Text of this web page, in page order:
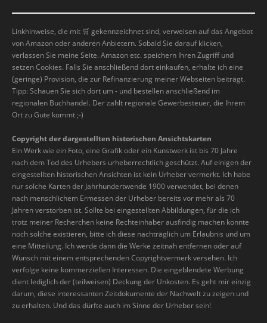
Linkhinweise, die mit 🛒 gekennzeichnet sind, verweisen auf das Angebot
von Amazon oder anderen Anbietern. Sobald Sie darauf klicken,
verlassen Sie meine Seite. Amazon etc. speichern Ihren Zugriff und
setzen Cookies. Falls Sie anschließend dort einkaufen, erhalte ich eine
(geringe) Provision, die zur Refinanzierung meiner Webseiten beiträgt.
Tipp: Schauen Sie sich dort um - und bestellen anschließend im
regionalen Buchhandel. Der zahlt regionale Gewerbesteuer, die Ihrem
Ort zu Gute kommt ;-)
Copyright der dargestellten historischen Ansichtskarten
Ein Werk wie ein Foto, eine Grafik oder ein Kunstwerk ist bis 70 Jahre
nach dem Tod des Urhebers urheberrechtlich geschützt. Auf einigen der
eingestellten historischen Ansichten ist kein Urheber vermerkt. Ich habe
nur solche Karten der Jahrhundertwende 1900 verwendet, bei denen
nach menschlichem Ermessen der Urheber bereits vor mehr als 70
Jahren verstorben ist. Sollte bei eingestellten Abbildungen, für die ich
trotz meiner Recherchen keine Rechteinhaber ausfindig machen konnte
noch solche existieren, bitte ich diese nachträglich um Erlaubnis und um
eine Mitteilung. Ich werde dann die Werke zeitnah entfernen oder auf
Wunsch mit einem entsprechenden Copyrightvermerk versehen. Ich
verfolge keine kommerziellen Interessen. Die eingeblendete Werbung
dient lediglich der (teilweisen) Deckung der Unkosten. Es geht mir einzig
darum, diese interessanten Zeitdokumente der Nachwelt zu zeigen und
zu erhalten. Und das dürfte auch im Sinne der Urheber sein!